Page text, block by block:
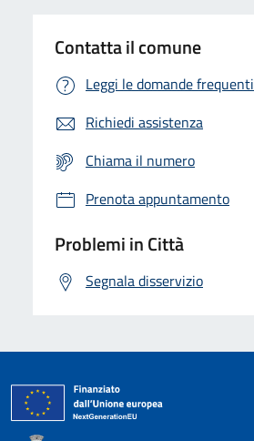
Contatta il comune
Leggi le domande frequenti
Richiedi assistenza
Chiama il numero
Prenota appuntamento
Problemi in Città
Segnala disservizio